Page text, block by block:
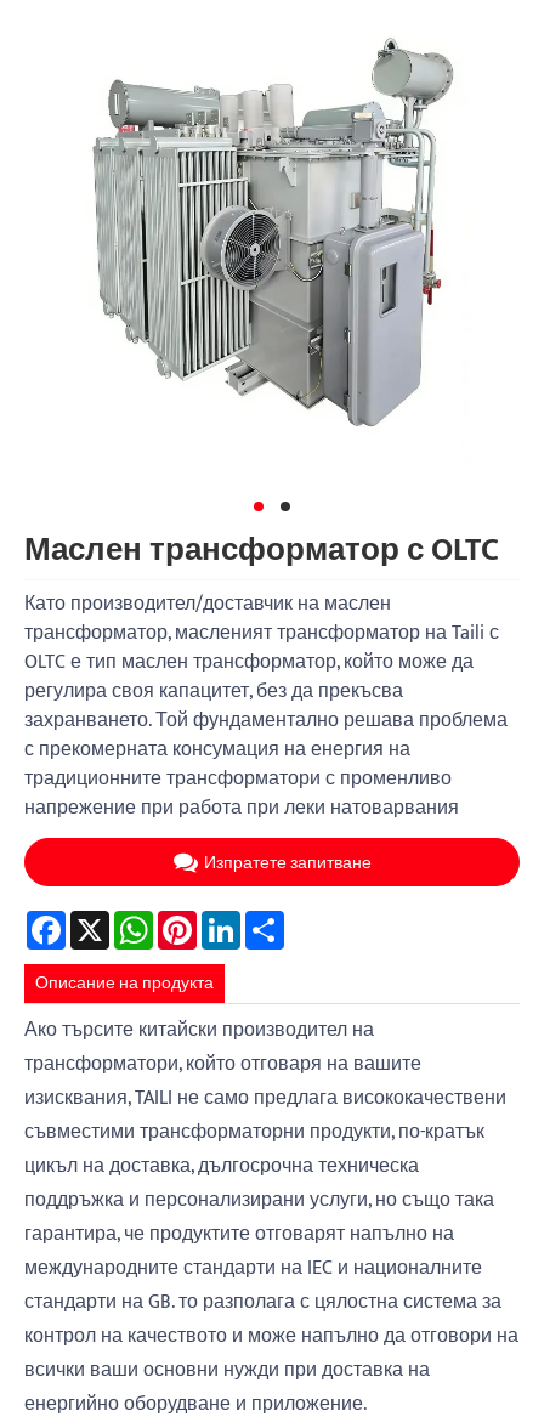
Маслен трансформатор с OLTC
Като производител/доставчик на маслен
трансформатор, масленият трансформатор на Taili с
OLTC е тип маслен трансформатор, който може да
регулира своя капацитет, без да прекъсва
захранването. Той фундаментално решава проблема
с прекомерната консумация на енергия на
традиционните трансформатори с променливо
напрежение при работа при леки натоварвания
Изпратете запитване
Facebook
X WhatsAppPinterestLinkedIn
Описание на продукта
Ако търсите китайски производител на
трансформатори, който отговаря на вашите
изисквания, TAILI не само предлага висококачествени
съвместими трансформаторни продукти, по-кратък
цикъл на доставка, дългосрочна техническа
поддръжка и персонализирани услуги, но също така
гарантира, че продуктите отговарят напълно на
международните стандарти на IEC и националните
стандарти на GB. то разполага с цялостна система за
контрол на качеството и може напълно да отговори на
всички ваши основни нужди при доставка на
енергийно оборудване и приложение.